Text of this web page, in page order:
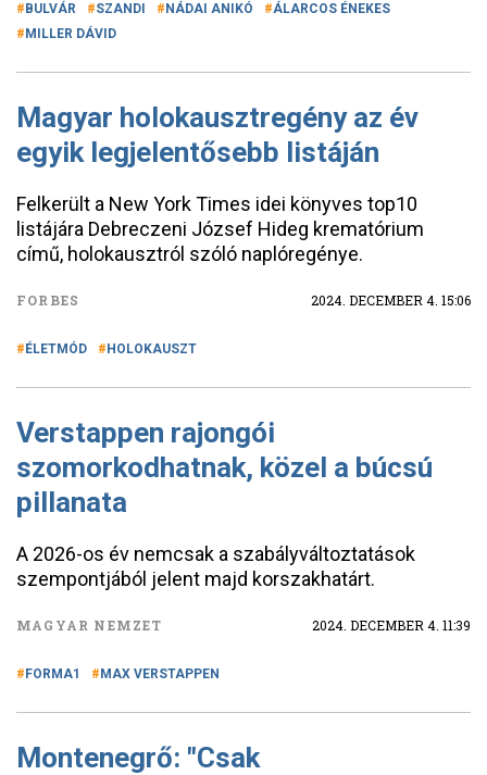
BULVÁR SZANDI NÁDAI ANIKÓ
ÁLARCOS ÉNEKES
MILLER DÁVID
Magyar holokausztregény az év
egyik legjelentősebb listáján
Felkerült a New York Times idei könyves top10
listájára Debreczeni József Hideg krematórium
című, holokausztról szóló naplóregénye.
FORBES 2024. DECEMBER 4. 15:06
ÉLETMÓD HOLOKAUSZT
Verstappen rajongói
szomorkodhatnak, közel a búcsú
pillanata
A 2026-os év nemcsak a szabályváltoztatások
szempontjából jelent majd korszakhatárt.
MAGYAR NEMZET 2024. DECEMBER 4. 11:39
FORMA1 MAX VERSTAPPEN
Montenegrő: "Csak